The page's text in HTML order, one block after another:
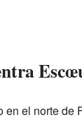
en el norte de